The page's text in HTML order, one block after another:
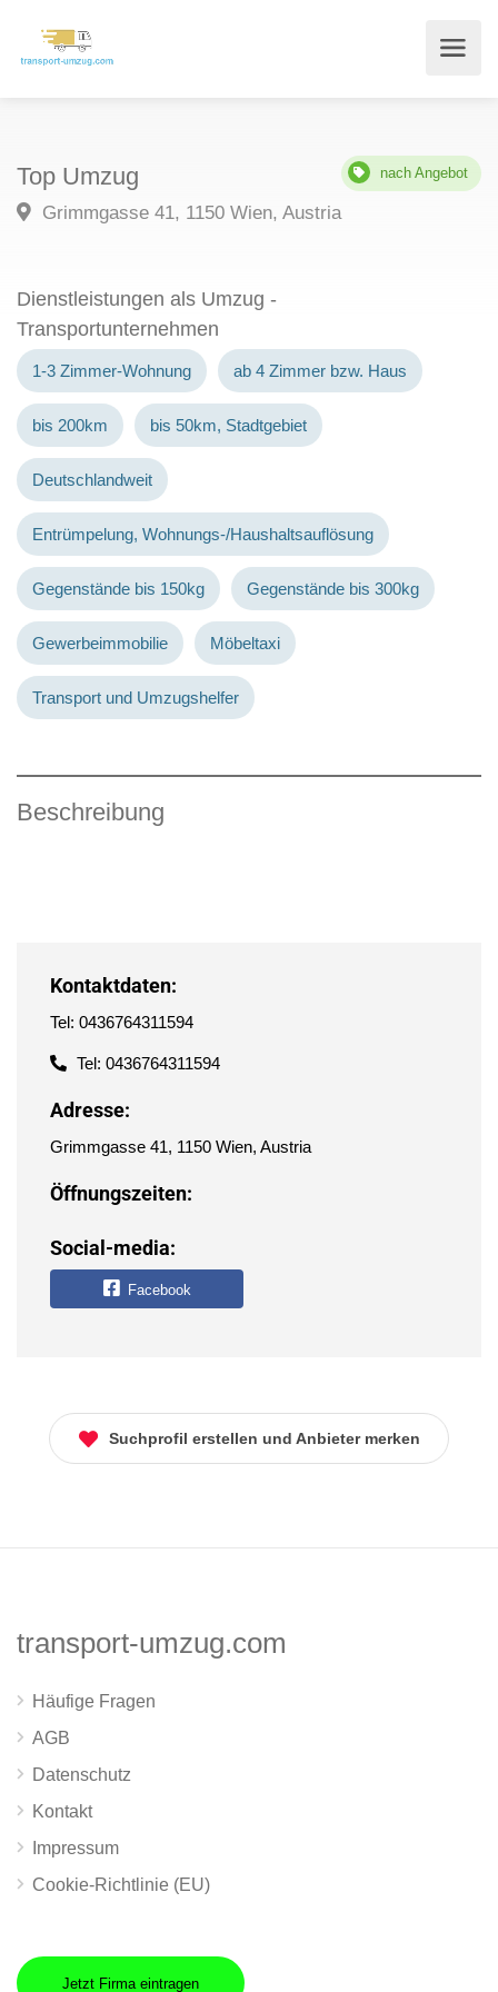
Top Umzug nach Angebot
Grimmgasse 41, 1150 Wien, Austria
Dienstleistungen als Umzug -
Transportunternehmen
1-3 Zimmer-Wohnung ab 4 Zimmer bzw. Haus
bis 200km bis 50km, Stadtgebiet
Deutschlandweit
Entrümpelung, Wohnungs-/Haushaltsauflösung
Gegenstände bis 150kg Gegenstände bis 300kg
Gewerbeimmobilie Möbeltaxi
Transport und Umzugshelfer
Beschreibung
Kontaktdaten:
Tel: 0436764311594
Tel: 0436764311594
Adresse:
Grimmgasse 41, 1150 Wien, Austria
Öffnungszeiten:
Social-media:
Facebook
Suchprofil erstellen und Anbieter merken
transport-umzug.com
Häufige Fragen
AGB
Datenschutz
Kontakt
Impressum
Cookie-Richtlinie (EU)
Jetzt Firma eintragen